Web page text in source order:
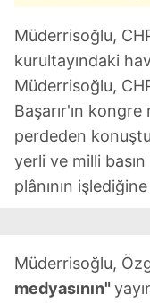
Müderrisoğlu,
kurultayındaki
Müderrisoğlu,
Başarır'ın
perdeden
yerli ve milli basın
plânının
Müderrisoğlu,
medyasının"